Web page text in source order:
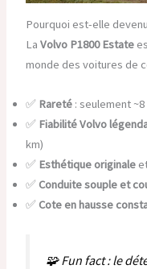
Pourquoi est-elle
La Volvo P1800 Estate
monde des voitures de
✅ Rareté: seulement
✅ Fiabilité Volvo
km)
✅ Esthétique originale
✅ Conduite souple et
✅ Cote en hausse
🧩 Fun fact : le